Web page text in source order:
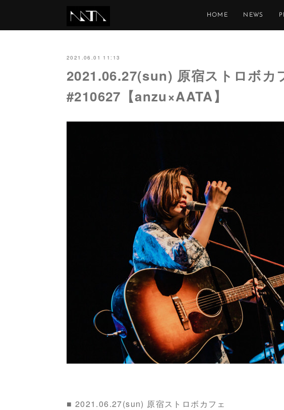
HOME NEWS
2021.06.01 11:13
2021.06.27(sun) 原宿ストロボ
#210627【anzu×AATA】
■ 2021.06.27(sun) 原宿ストロボカフェ